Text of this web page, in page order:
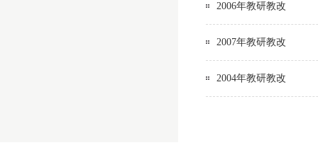
2006年教研教改
2007年教研教改
2004年教研教改